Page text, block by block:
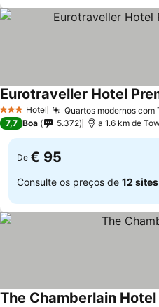
3 EstrelasHotel Quartos modernos com
Eurotraveller Hotel
7,7 Boa 5.372 a 1.6 km de
De € 95
Consulte os preços de 12 sites
The Chamberlain Hotel